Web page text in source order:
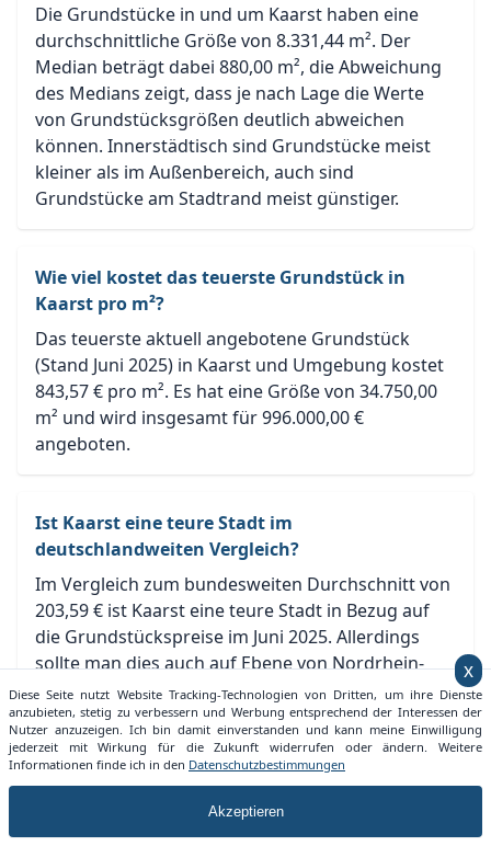
Die Grundstücke in und um Kaarst haben eine
durchschnittliche Größe von 8.331,44 m². Der
Median beträgt dabei 880,00 m², die Abweichung
des Medians zeigt, dass je nach Lage die Werte
von Grundstücksgrößen deutlich abweichen
können. Innerstädtisch sind Grundstücke meist
kleiner als im Außenbereich, auch sind
Grundstücke am Stadtrand meist günstiger.
Wie viel kostet das teuerste Grundstück in
Kaarst pro m²?
Das teuerste aktuell angebotene Grundstück
(Stand Juni 2025) in Kaarst und Umgebung kostet
843,57 € pro m². Es hat eine Größe von 34.750,00
m² und wird insgesamt für 996.000,00 €
angeboten.
Ist Kaarst eine teure Stadt im
deutschlandweiten Vergleich?
Im Vergleich zum bundesweiten Durchschnitt von
203,59 € ist Kaarst eine teure Stadt in Bezug auf
die Grundstückspreise im Juni 2025. Allerdings
sollte man dies auch auf Ebene von Nordrhein-
Westfalen betrachten. Hier ist Kaarst teurer als
der durchschnittliche Grundstückspreis von
Nordrhein-Westfalen mit 255,54 €.
Welche Entwicklung nimmt der
x
Diese Seite nutzt Website Tracking-Technologien von Dritten, um ihre Dienste
anzubieten, stetig zu verbessern und Werbung entsprechend der Interessen der
Nutzer anzuzeigen. Ich bin damit einverstanden und kann meine Einwilligung
jederzeit mit Wirkung für die Zukunft widerrufen oder ändern. Weitere
Informationen finde ich in den Datenschutzbestimmungen
Akzeptieren